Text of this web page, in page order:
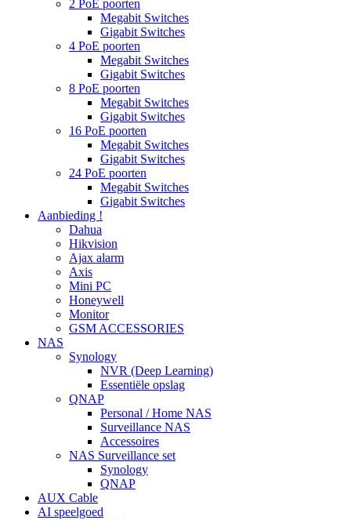
2 PoE poorten
Megabit Switches
Gigabit Switches
4 PoE poorten
Megabit Switches
Gigabit Switches
8 PoE poorten
Megabit Switches
Gigabit Switches
16 PoE poorten
Megabit Switches
Gigabit Switches
24 PoE poorten
Megabit Switches
Gigabit Switches
Aanbieding !
Dahua
Hikvision
Ajax alarm
Axis
Mini PC
Honeywell
Monitor
GSM ACCESSORIES
NAS
Synology
NVR (Deep Learning)
Essentiële opslag
QNAP
Personal / Home NAS
Surveillance NAS
Accessoires
NAS Surveillance set
Synology
QNAP
AUX Cable
AI speelgoed